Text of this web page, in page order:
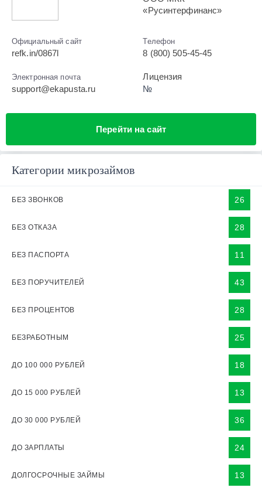
«Русинтерфинанс»
Официальный сайт
refk.in/0867l
Телефон
8 (800) 505-45-45
Электронная почта
support@ekapusta.ru
Лицензия
№
Перейти на сайт
Категории микрозаймов
БЕЗ ЗВОНКОВ 26
БЕЗ ОТКАЗА 28
БЕЗ ПАСПОРТА 11
БЕЗ ПОРУЧИТЕЛЕЙ 43
БЕЗ ПРОЦЕНТОВ 28
БЕЗРАБОТНЫМ 25
ДО 100 000 РУБЛЕЙ 18
ДО 15 000 РУБЛЕЙ 13
ДО 30 000 РУБЛЕЙ 36
ДО ЗАРПЛАТЫ 24
ДОЛГОСРОЧНЫЕ ЗАЙМЫ 13